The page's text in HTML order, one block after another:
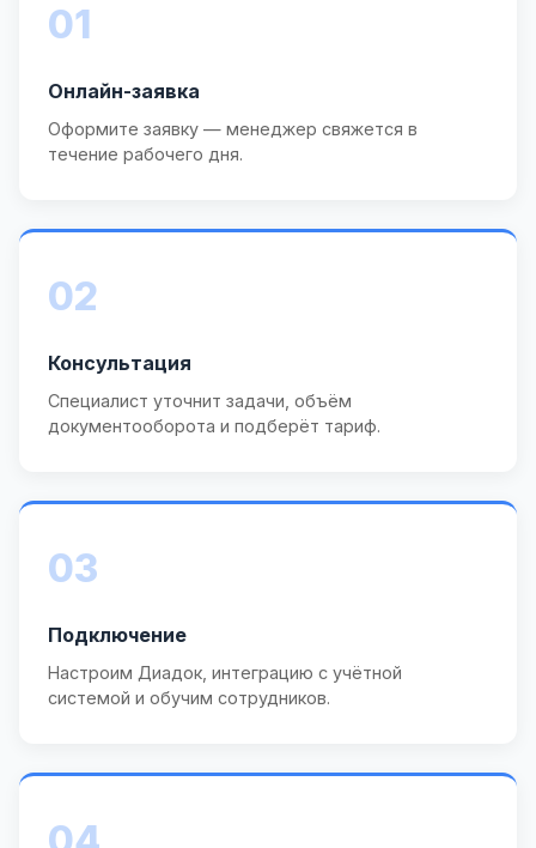
01
Онлайн-заявка
Оформите заявку — менеджер свяжется в
течение рабочего дня.
02
Консультация
Специалист уточнит задачи, объём
документооборота и подберёт тариф.
03
Подключение
Настроим Диадок, интеграцию с учётной
системой и обучим сотрудников.